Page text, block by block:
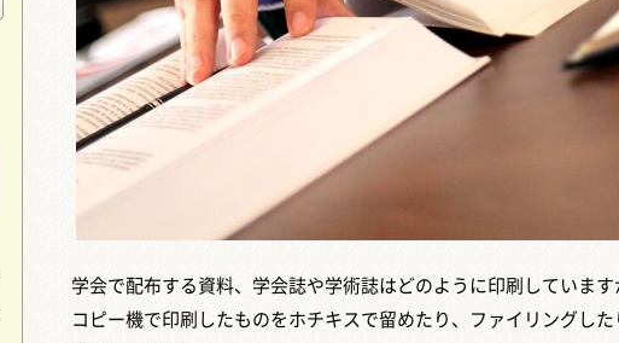
学会で配布する資料、学会誌や学術誌はどのように印刷しています
コピー機で印刷したものをホチキスで留めたり、ファイリングし